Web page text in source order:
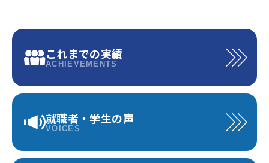
これまでの実績
ACHIEVEMENTS
就職者・学生の声
VOICES